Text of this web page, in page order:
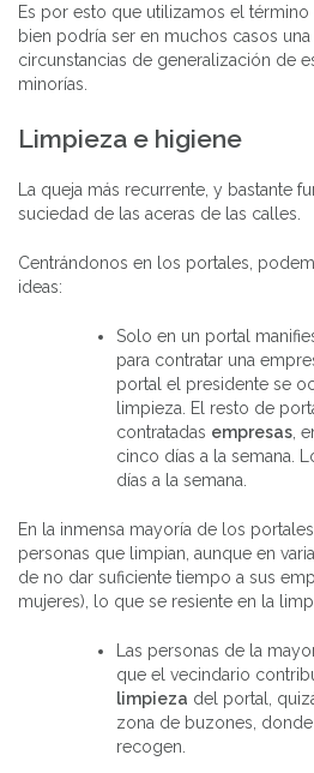
Es por esto que utilizamos el
bien podría ser en muchos casos
circunstancias de generalización de
minorías.
Limpieza e higiene
La queja más recurrente, y bastante
suciedad de las aceras de las calles.
Centrándonos en los portales,
ideas:
Solo en un portal
para contratar una
portal el presidente se
limpieza. El resto de
contratadas empresas,
cinco días a la semana.
días a la semana.
En la inmensa mayoría de los
personas que limpian, aunque en
de no dar suficiente tiempo a sus
mujeres), lo que se resiente en la
Las personas de la
que el vecindario
limpieza del portal,
zona de buzones,
recogen.